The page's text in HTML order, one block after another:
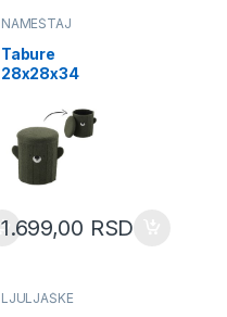
NAMEŠTAJ
Tabure
28x28x34
(PHO4267)
1.699,00 RSD
LJULJAŠKE